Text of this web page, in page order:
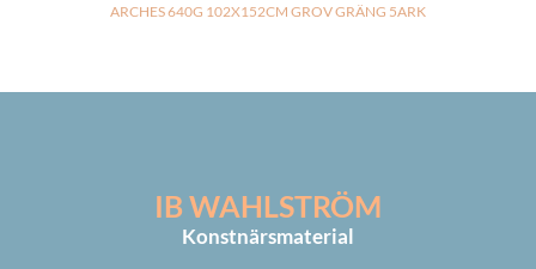
ARCHES 640G 102X152CM GROV GRÄNG 5ARK
IB WAHLSTRÖM
Konstnärsmaterial